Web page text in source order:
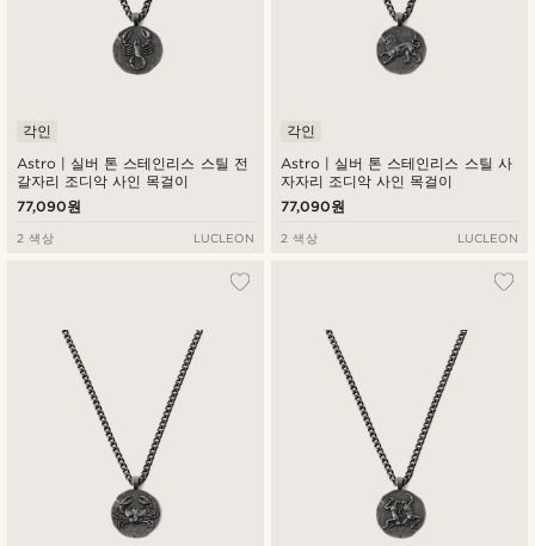
Astro | 실버 톤 스테인리스 스틸 전
갈자리 조디악 사인 목걸이
각인
77,090원
2 색상 LUCLEON
Astro | 실버 톤 스테인리스 스틸 사
자자리 조디악 사인 목걸이
각인
77,090원
2 색상 LUCLEON